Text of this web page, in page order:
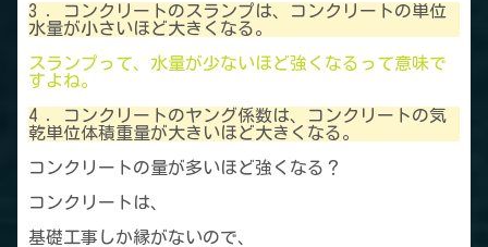
3 ．コンクリートのスランプは、コンクリートの単位
水量が小さいほど大きくなる。
スランプって、水量が少ないほど強くなるって意味で
すよね。
4 ．コンクリートのヤング係数は、コンクリートの気
乾単位体積重量が大きいほど大きくなる。
コンクリートの量が多いほど強くなる？
コンクリートは、
基礎工事しか縁がないので、